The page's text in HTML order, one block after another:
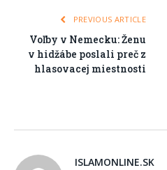
PREVIOUS ARTICLE
Voľby v Nemecku: Ženu
v hidžábe poslali preč z
hlasovacej miestnosti
ISLAMONLINE.SK